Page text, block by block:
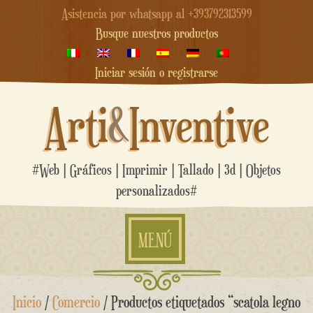
Asistencia por whatsapp al +393792313599
Busque nuestros productos
Iniciar sesión o registrarse
Arti&Inventive
#Web | Gráficos | Imprimir | Tallado | 3d | Objetos
personalizados#
MENÚ
saltar
Inicio /Comercio / Productos etiquetados “scatola legno